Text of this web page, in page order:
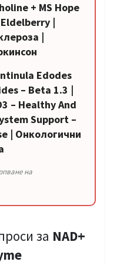
+ MS Hope
|
|
Edodes
– Beta 1.3 |
– Healthy And
Support –
| Онкологични
на
за NAD+